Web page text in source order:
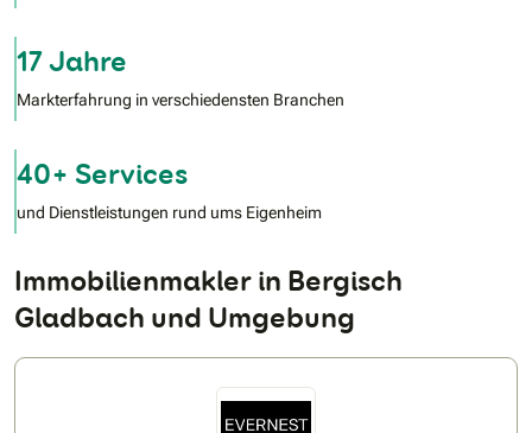
17 Jahre
Markterfahrung in verschiedensten Branchen
40+ Services
und Dienstleistungen rund ums Eigenheim
Immobilienmakler in Bergisch
Gladbach und Umgebung